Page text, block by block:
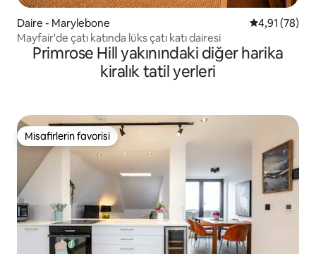
Daire - Marylebone 5 üzerinden
4,91 (78)
Mayfair'de çatı katında lüks çatı katı dairesi
Primrose Hill yakınındaki diğer harika
kiralık tatil yerleri
Misafirlerin favorisi
Misafirlerin favorisi